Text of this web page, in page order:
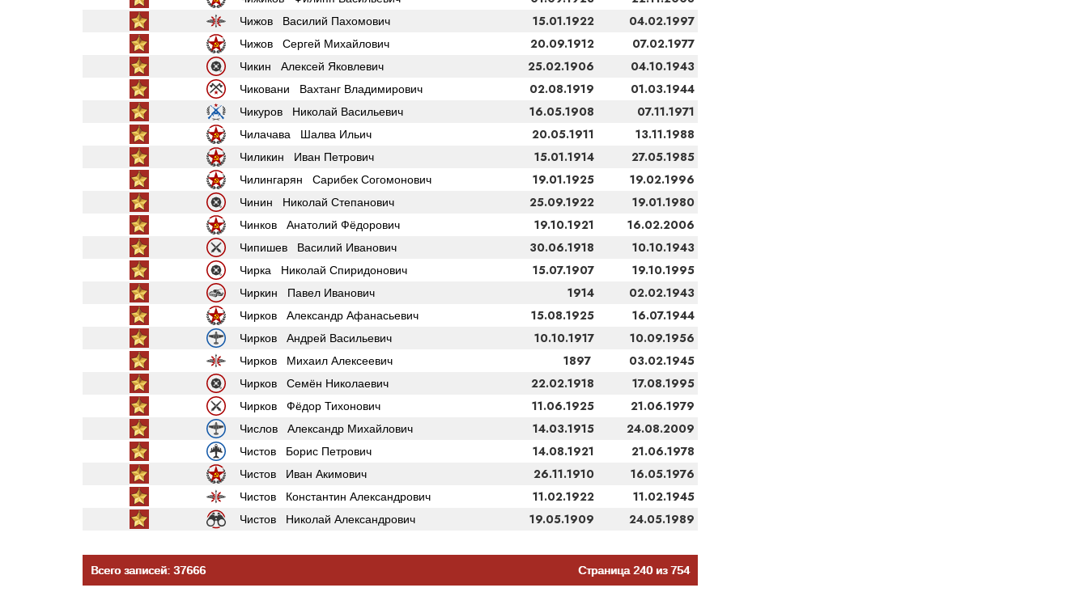
Чижов Василий Пахомович 15.01.1922 04.02.1997
Чижов Сергей Михайлович 20.09.1912 07.02.1977
Чикин Алексей Яковлевич 25.02.1906 04.10.1943
Чиковани Вахтанг Владимирович 02.08.1919 01.03.1944
Чикуров Николай Васильевич 16.05.1908 07.11.1971
Чилачава Шалва Ильич 20.05.1911 13.11.1988
Чиликин Иван Петрович 15.01.1914 27.05.1985
Чилингарян Сарибек Согомонович 19.01.1925 19.02.1996
Чинин Николай Степанович 25.09.1922 19.01.1980
Чинков Анатолий Фёдорович 19.10.1921 16.02.2006
Чипишев Василий Иванович 30.06.1918 10.10.1943
Чирка Николай Спиридонович 15.07.1907 19.10.1995
Чиркин Павел Иванович 1914 02.02.1943
Чирков Александр Афанасьевич 15.08.1925 16.07.1944
Чирков Андрей Васильевич 10.10.1917 10.09.1956
Чирков Михаил Алексеевич 1897 03.02.1945
Чирков Семён Николаевич 22.02.1918 17.08.1995
Чирков Фёдор Тихонович 11.06.1925 21.06.1979
Числов Александр Михайлович 14.03.1915 24.08.2009
Чистов Борис Петрович 14.08.1921 21.06.1978
Чистов Иван Акимович 26.11.1910 16.05.1976
Чистов Константин Александрович 11.02.1922 11.02.1945
Чистов Николай Александрович 19.05.1909 24.05.1989
Всего записей: 37666 Страница 240 из 754